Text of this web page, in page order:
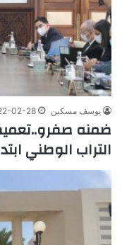
يوسف مسكين 02-28
ضمنه
التراب الوطني